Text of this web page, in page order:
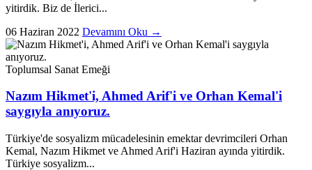
yitirdik. Biz de İlerici...
06 Haziran 2022 Devamını Oku →
Toplumsal Sanat Emeği
Nazım Hikmet'i, Ahmed Arif'i ve Orhan Kemal'i
saygıyla anıyoruz.
Türkiye'de sosyalizm mücadelesinin emektar devrimcileri Orhan
Kemal, Nazım Hikmet ve Ahmed Arif'i Haziran ayında yitirdik.
Türkiye sosyalizm...